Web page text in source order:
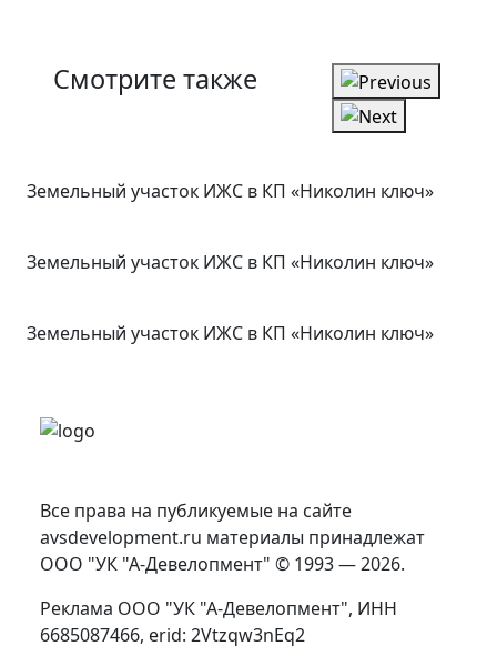
Смотрите также
Земельный участок ИЖС в КП «Николин ключ»
Земельный участок ИЖС в КП «Николин ключ»
Земельный участок ИЖС в КП «Николин ключ»
Все права на публикуемые на сайте
avsdevelopment.ru материалы принадлежат
ООО "УК "А-Девелопмент" © 1993 — 2026.
Реклама ООО "УК "А-Девелопмент", ИНН
6685087466, erid: 2Vtzqw3nEq2